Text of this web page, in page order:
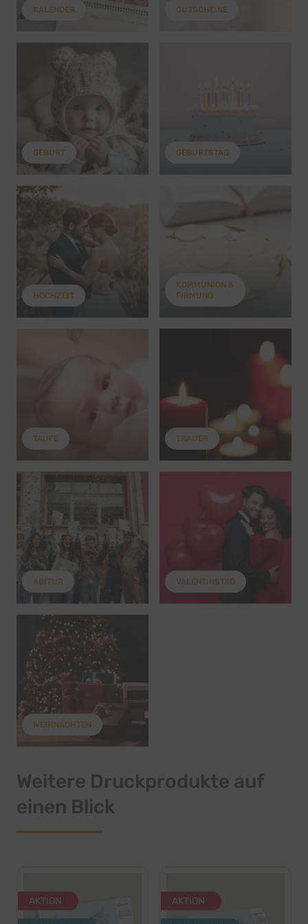
KALENDER GUTSCHEINE
GEBURT GEBURTSTAG
HOCHZEIT
KOMMUNION &
FIRMUNG
TAUFE TRAUER
ABITUR VALENTINSTAG
WEIHNACHTEN
Weitere Druckprodukte auf
einen Blick
AKTION AKTION